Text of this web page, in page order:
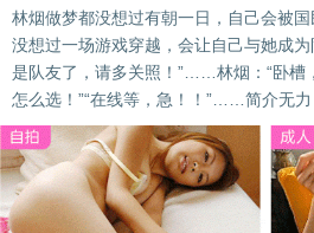
林烟做梦都没想过有朝一日，自己会被
没想过一场游戏穿越，会让自己与她成
是队友了，请多关照！”……林烟：“卧槽
怎么选！”“在线等，急！！”……简介无